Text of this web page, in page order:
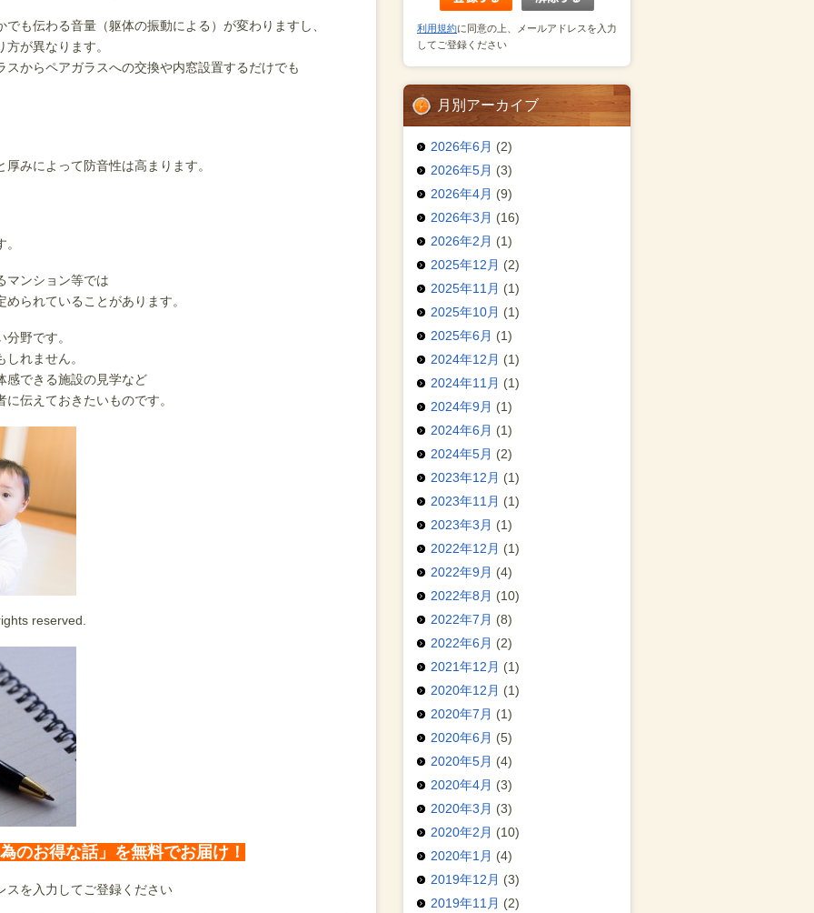
も伝わる音量（躯体の振動による）が変わりますし、
が異なります。
からペアガラスへの交換や内窓設置するだけでも
みによって防音性は高まります。
マンション等では
られていることがあります。
野です。
れません。
感できる施設の見学など
伝えておきたいものです。
reserved.
のお得な話」を無料でお届け！
スを入力してご登録ください
利用規約に同意の上、メールアドレスを入力
してご登録ください
月別アーカイブ
2026年6月 (2)
2026年5月 (3)
2026年4月 (9)
2026年3月 (16)
2026年2月 (1)
2025年12月 (2)
2025年11月 (1)
2025年10月 (1)
2025年6月 (1)
2024年12月 (1)
2024年11月 (1)
2024年9月 (1)
2024年6月 (1)
2024年5月 (2)
2023年12月 (1)
2023年11月 (1)
2023年3月 (1)
2022年12月 (1)
2022年9月 (4)
2022年8月 (10)
2022年7月 (8)
2022年6月 (2)
2021年12月 (1)
2020年12月 (1)
2020年7月 (1)
2020年6月 (5)
2020年5月 (4)
2020年4月 (3)
2020年3月 (3)
2020年2月 (10)
2020年1月 (4)
2019年12月 (3)
2019年11月 (2)